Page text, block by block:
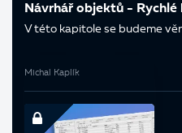
Návrhář objektů - Rychlé
V této kapitole se budeme
Michal Kaplík